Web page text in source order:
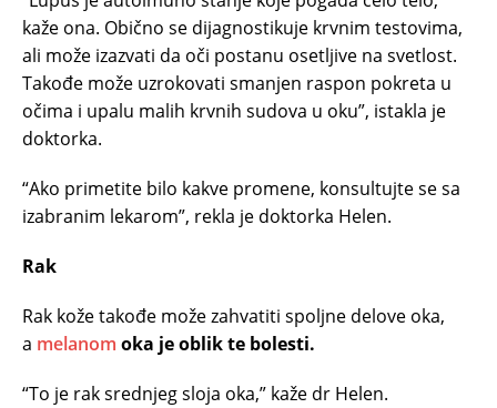
kaže ona. Obično se dijagnostikuje krvnim testovima,
ali može izazvati da oči postanu osetljive na svetlost.
Takođe može uzrokovati smanjen raspon pokreta u
očima i upalu malih krvnih sudova u oku”, istakla je
doktorka.
“Ako primetite bilo kakve promene, konsultujte se sa
izabranim lekarom”, rekla je doktorka Helen.
Rak
Rak kože takođe može zahvatiti spoljne delove oka,
a melanom oka je oblik te bolesti.
“To je rak srednjeg sloja oka,” kaže dr Helen.